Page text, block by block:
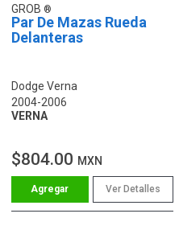
GROB
Par De Mazas Rueda
Delanteras
Dodge Verna
2004-2006
VERNA
$804.00 MXN
Ver Detalles